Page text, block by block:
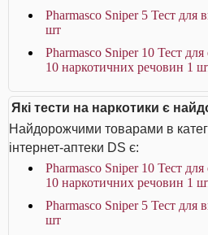
Pharmasco Sniper 5 Тест для
шт
Pharmasco Sniper 10 Тест
10 наркотичних речовин 1
Які тести на наркотики є
Найдорожчими товарами в
інтернет-аптеки DS є:
Pharmasco Sniper 10 Тест
10 наркотичних речовин 1
Pharmasco Sniper 5 Тест для
шт